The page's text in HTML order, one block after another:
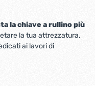
la chiave a rullino più
la tua attrezzatura,
ai lavori di